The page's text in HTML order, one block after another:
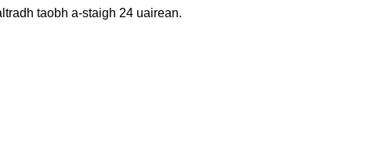
taobh a-staigh 24 uairean.